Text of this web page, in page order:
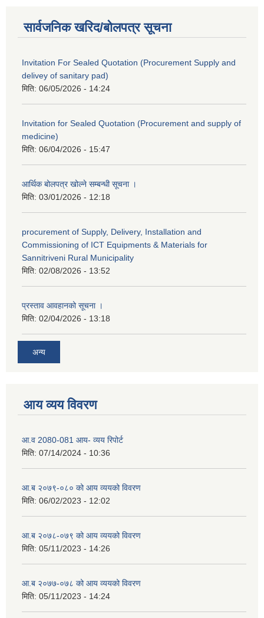
सार्वजनिक खरिद/बोलपत्र सूचना
Invitation For Sealed Quotation (Procurement Supply and
delivey of sanitary pad)
मिति: 06/05/2026 - 14:24
Invitation for Sealed Quotation (Procurement and supply of
medicine)
मिति: 06/04/2026 - 15:47
आर्थिक बोलपत्र खोल्ने सम्बन्धी सूचना ।
मिति: 03/01/2026 - 12:18
procurement of Supply, Delivery, Installation and
Commissioning of ICT Equipments & Materials for
Sannitriveni Rural Municipality
मिति: 02/08/2026 - 13:52
प्रस्ताव आवहानको सूचना ।
मिति: 02/04/2026 - 13:18
अन्य
आय व्यय विवरण
आ.व 2080-081 आय- व्यय रिपोर्ट
मिति: 07/14/2024 - 10:36
आ.ब २०७९-०८० को आय व्ययको विवरण
मिति: 06/02/2023 - 12:02
आ.ब २०७८-०७९ को आय व्ययको विवरण
मिति: 05/11/2023 - 14:26
आ.ब २०७७-०७८ को आय व्ययको विवरण
मिति: 05/11/2023 - 14:24